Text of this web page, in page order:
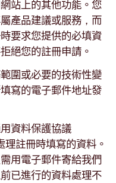
站上的其他功能。您
產品建議或服務，而
要求您提供的必填資
絕您的註冊申請。
圍或必要的技術性變
寫的電子郵件地址發
資料保護協議
理註冊時填寫的資料。
用電子郵件寄給我們
已進行的資料處理不